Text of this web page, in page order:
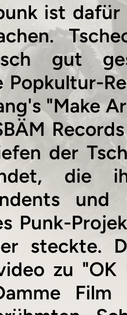
ist dafür
gut
Popkultur-
"Make
der
die
Punk-
steckte.
zu